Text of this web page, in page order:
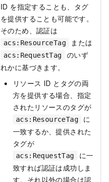
ID を指定することも、タグ
を提供することも可能です。
そのため、認証は
acs:ResourceTag または
acs:RequestTag
のいず
れかに基づきます。
リソース ID とタグの両
方を提供する場合、指定
されたリソースのタグが
acs:ResourceTag
に
一致するか、提供された
タグが
acs:RequestTag
に一
致すれば認証は成功しま
す。それ以外の場合は認